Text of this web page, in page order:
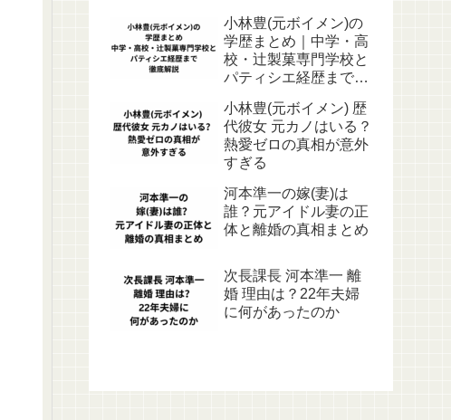
小林豊(元ボイメン)の
学歴まとめ｜中学・高
校・辻製菓専門学校と
パティシエ経歴まで徹
小林豊(元ボイメン) 歴
代彼女 元カノはいる？
熱愛ゼロの真相が意外
すぎる
河本準一の嫁(妻)は
誰？元アイドル妻の正
体と離婚の真相まとめ
次長課長 河本準一 離
婚 理由は？22年夫婦
に何があったのか